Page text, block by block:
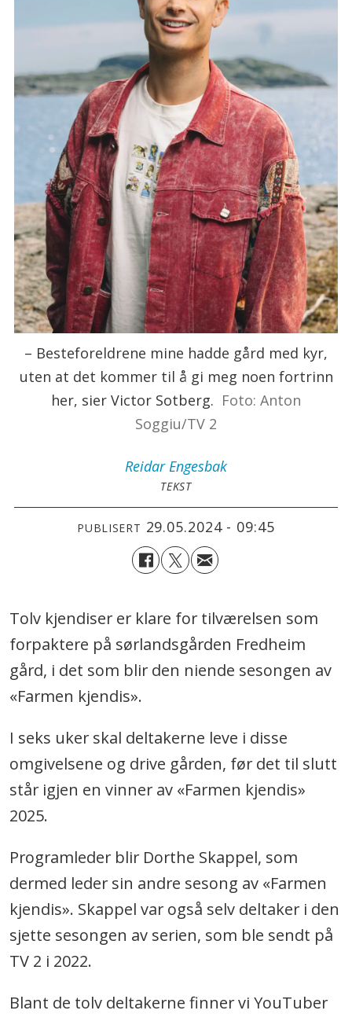
– Besteforeldrene mine hadde gård med kyr,
uten at det kommer til å gi meg noen fortrinn
her, sier Victor Sotberg. Foto: Anton
Soggiu/TV 2
Reidar Engesbak
TEKST
PUBLISERT 29.05.2024 - 09:45
Tolv kjendiser er klare for tilværelsen som
forpaktere på sørlandsgården Fredheim
gård, i det som blir den niende sesongen av
«Farmen kjendis».
I seks uker skal deltakerne leve i disse
omgivelsene og drive gården, før det til slutt
står igjen en vinner av «Farmen kjendis»
2025.
Programleder blir Dorthe Skappel, som
dermed leder sin andre sesong av «Farmen
kjendis». Skappel var også selv deltaker i den
sjette sesongen av serien, som ble sendt på
TV 2 i 2022.
Blant de tolv deltakerne finner vi YouTuber